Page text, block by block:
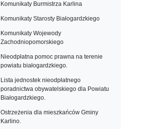
Komunikaty Burmistrza Karlina
Komunikaty Starosty Białogardzkiego
Komunikaty Wojewody
Zachodniopomorskiego
Nieodpłatna pomoc prawna na terenie
powiatu białogardzkiego.
Lista jednostek nieodpłatnego
poradnictwa obywatelskiego dla Powiatu
Białogardzkiego.
Ostrzeżenia dla mieszkańców Gminy
Karlino.